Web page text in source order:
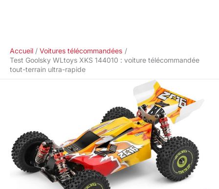
Accueil
Voitures télécommandées
Test Goolsky WLtoys XKS 144010 : voiture télécommandée
tout-terrain ultra-rapide